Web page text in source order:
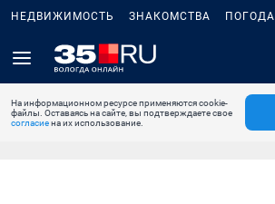
НЕДВИЖИМОСТЬ ЗНАКОМСТВА ПОГОДА
На информационном ресурсе применяются cookie-
файлы. Оставаясь на сайте, вы подтверждаете свое
согласиена их использование.